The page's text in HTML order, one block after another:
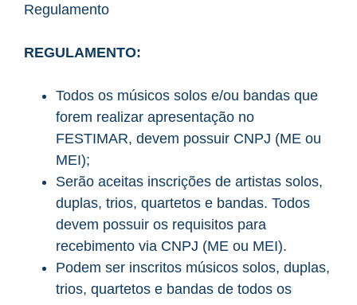
Regulamento
REGULAMENTO:
Todos os músicos solos e/ou bandas que
forem realizar apresentação no
FESTIMAR, devem possuir CNPJ (ME ou
MEI);
Serão aceitas inscrições de artistas solos,
duplas, trios, quartetos e bandas. Todos
devem possuir os requisitos para
recebimento via CNPJ (ME ou MEI).
Podem ser inscritos músicos solos, duplas,
trios, quartetos e bandas de todos os